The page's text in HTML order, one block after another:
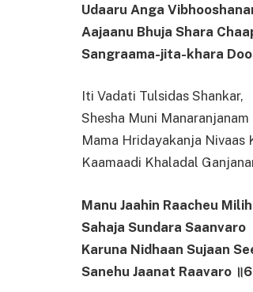
Udaaru Anga
Aajaanu Bhuja Shara
Sangraama-jita-khara
Iti Vadati Tulsidas Shankar,
Shesha Muni Manaranjanam
Mama Hridayakanja Nivaas
Kaamaadi Khaladal
Manu Jaahin Raacheu
Sahaja Sundara Saanvaro
Karuna Nidhaan Sujaan
Sanehu Jaanat Raavaro